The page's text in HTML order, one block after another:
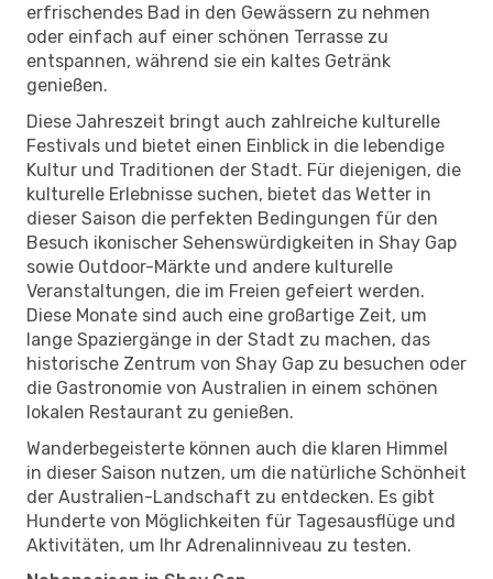
erfrischendes Bad in den Gewässern zu nehmen
oder einfach auf einer schönen Terrasse zu
entspannen, während sie ein kaltes Getränk
genießen.
Diese Jahreszeit bringt auch zahlreiche kulturelle
Festivals und bietet einen Einblick in die lebendige
Kultur und Traditionen der Stadt. Für diejenigen, die
kulturelle Erlebnisse suchen, bietet das Wetter in
dieser Saison die perfekten Bedingungen für den
Besuch ikonischer Sehenswürdigkeiten in Shay Gap
sowie Outdoor-Märkte und andere kulturelle
Veranstaltungen, die im Freien gefeiert werden.
Diese Monate sind auch eine großartige Zeit, um
lange Spaziergänge in der Stadt zu machen, das
historische Zentrum von Shay Gap zu besuchen oder
die Gastronomie von Australien in einem schönen
lokalen Restaurant zu genießen.
Wanderbegeisterte können auch die klaren Himmel
in dieser Saison nutzen, um die natürliche Schönheit
der Australien-Landschaft zu entdecken. Es gibt
Hunderte von Möglichkeiten für Tagesausflüge und
Aktivitäten, um Ihr Adrenalinniveau zu testen.